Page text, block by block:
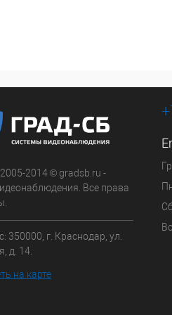
2014 © gradsb.ru -
Все права
350000, г. Краснодар, ул.
д. 14.
на карте